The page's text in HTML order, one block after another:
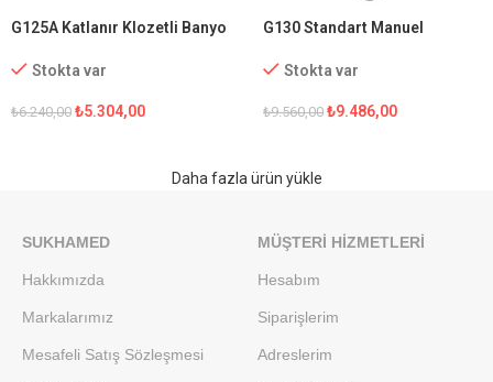
G125A Katlanır Klozetli Banyo
Stokta var
₺6.240,00 ₺5.304,00
G130 Standart Manuel
Stokta var
₺9.560,00 ₺9.486,00
Daha fazla ürün yükle
SUKHAMED
Hakkımızda
Markalarımız
Mesafeli Satış Sözleşmesi
MÜŞTERI HIZMETLERI
Hesabım
Siparişlerim
Adreslerim